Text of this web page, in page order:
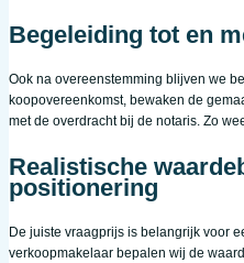
Begeleiding tot en
Ook na overeenstemming blijven we
koopovereenkomst, bewaken de
met de overdracht bij de notaris. Zo
Realistische
positionering
De juiste vraagprijs is belangrijk voor
verkoopmakelaar bepalen wij de